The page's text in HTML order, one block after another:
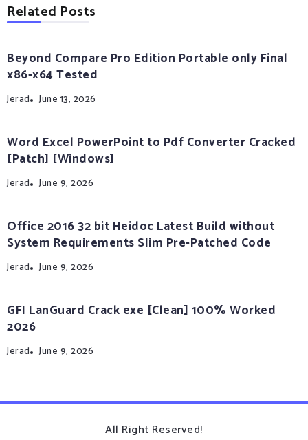
Related Posts
Beyond Compare Pro Edition Portable only Final
x86-x64 Tested
Jerad June 13, 2026
Word Excel PowerPoint to Pdf Converter Cracked
[Patch] [Windows]
Jerad June 9, 2026
Office 2016 32 bit Heidoc Latest Build without
System Requirements Slim Pre-Patched Code
Jerad June 9, 2026
GFI LanGuard Crack exe [Clean] 100% Worked
2026
Jerad June 9, 2026
All Right Reserved!